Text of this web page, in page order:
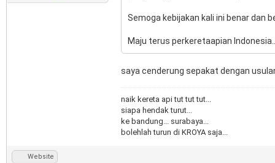
Semoga kebijakan kali ini benar dan
Maju terus perkeretaapian Indonesia..
saya cenderung sepakat dengan
naik kereta api tut tut tut...
siapa hendak turut...
ke bandung... surabaya...
bolehlah turun di KROYA saja...
Website